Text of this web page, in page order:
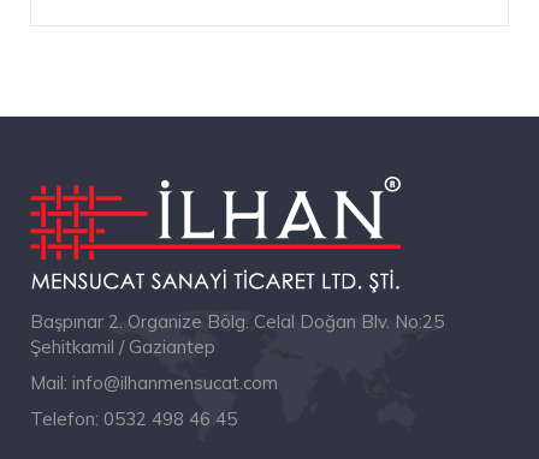
Başpınar 2. Organize Bölg. Celal Doğan Blv. No:25
Şehitkamil / Gaziantep
Mail: info@ilhanmensucat.com
Telefon: 0532 498 46 45